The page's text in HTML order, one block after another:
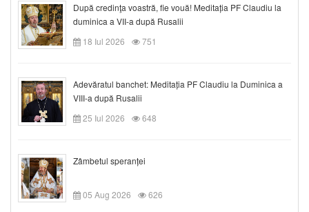
După credinţa voastră, fie vouă! Meditația PF Claudiu la
duminica a VII-a după Rusalii
18 Iul 2026
751
Adevăratul banchet: Meditația PF Claudiu la Duminica a
VIII-a după Rusalii
25 Iul 2026
648
Zâmbetul speranței
05 Aug 2026 626